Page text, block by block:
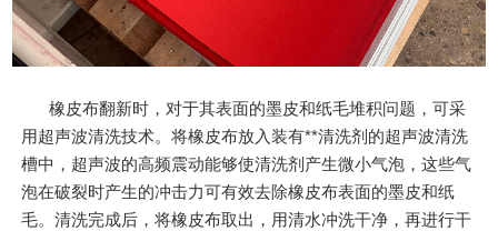
橡皮布翻新时，对于其表面的墨皮和纸毛堆积问题，可采
用超声波清洗技术。将橡皮布放入装有**清洗剂的超声波清洗
槽中，超声波的高频震动能够使清洗剂产生微小气泡，这些气
泡在破裂时产生的冲击力可有效去除橡皮布表面的墨皮和纸
毛。清洗完成后，将橡皮布取出，用清水冲洗干净，再进行干